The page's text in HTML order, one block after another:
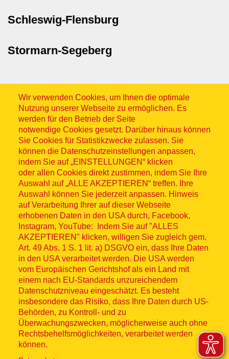
Schleswig-Flensburg
Stormarn-Segeberg
Wir verwenden Cookies, um Ihnen die optimale
Nutzung unserer Webseite zu ermöglichen. Es
werden für den Betrieb der Seite
notwendige Cookies gesetzt. Darüber hinaus können
Sie Cookies für Statistikzwecke zulassen. Sie
können die Datenschutzeinstellungen anpassen,
indem Sie auf „EINSTELLUNGEN“ klicken
oder allen Cookies direkt zustimmen, indem Sie Ihre
Auswahl auf „ALLE AKZEPTIEREN“ treffen. Ihre
Auswahl können Sie jederzeit anpassen. Hinweis
auf Verarbeitung Ihrer auf dieser Webseite
erhobenen Daten in den USA durch, Facebook,
Instagram, YouTube: Indem Sie auf "ALLES
AKZEPTIEREN" klicken, willigen Sie zugleich gem.
Art. 49 Abs. 1 S. 1 lit. a) DSGVO ein, dass Ihre Daten
in den USA verarbeitet werden. Die USA werden
vom Europäischen Gerichtshof als ein Land mit
einem nach EU-Standards unzureichendem
Datenschutzniveau eingeschätzt. Es besteht
insbesondere das Risiko, dass Ihre Daten durch US-
Behörden, zu Kontroll- und zu
Überwachungszwecken, möglicherweise auch ohne
Rechtsbehelfsmöglichkeiten, verarbeitet werden
können.
Sitemap
© ASB 2026
Fußzeilenmenü
Impressum
Datenschutz
Kontakt
Hinweisgebersystem
Lieferkette
Widerruf